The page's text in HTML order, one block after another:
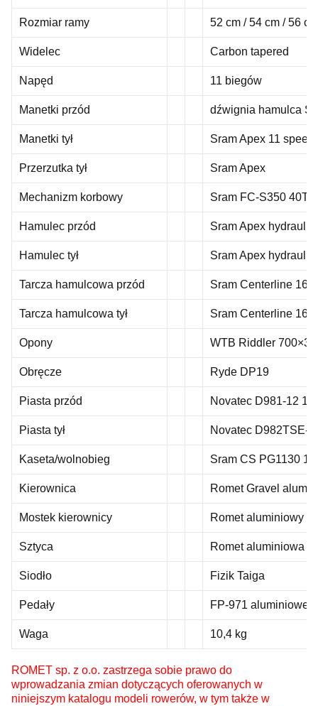
Rozmiar ramy 52 cm / 54 cm / 56
Widelec Carbon tapered
Napęd 11 biegów
Manetki przód dźwignia hamulca
Manetki tył Sram Apex 11 speed
Przerzutka tył Sram Apex
Mechanizm korbowy Sram FC-S350 40T
Hamulec przód Sram Apex
Hamulec tył Sram Apex
Tarcza hamulcowa przód Sram Centerline 160
Tarcza hamulcowa tył Sram Centerline 160
Opony WTB Riddler
Obręcze Ryde DP19
Piasta przód Novatec D981-12 12
Piasta tył Novatec D982TSE-
Kaseta/wolnobieg Sram CS PG1130
Kierownica Romet Gravel
Mostek kierownicy Romet aluminiowy
Sztyca Romet aluminiowa
Siodło Fizik Taiga
Pedały FP-971 aluminiowe
Waga 10,4 kg
ROMET sp. z o.o. zastrzega sobie prawo do
wprowadzania zmian dotyczących oferowanych w
niniejszym katalogu modeli rowerów, w tym także w